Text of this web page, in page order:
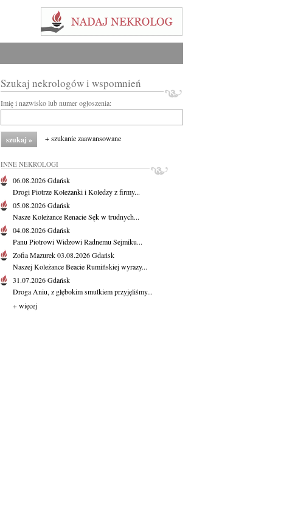
Szukaj nekrologów i wspomnień
Imię i nazwisko lub numer ogłoszenia:
+ szukanie zaawansowane
INNE NEKROLOGI
06.08.2026Gdańsk
Drogi Piotrze Koleżanki i Koledzy z firmy...
05.08.2026Gdańsk
Nasze Koleżance Renacie Sęk w trudnych...
04.08.2026Gdańsk
Panu Piotrowi Widzowi Radnemu Sejmiku...
Zofia Mazurek03.08.2026Gdańsk
Naszej Koleżance Beacie Rumińskiej wyrazy...
31.07.2026Gdańsk
Droga Aniu, z głębokim smutkiem przyjęliśmy...
+ więcej